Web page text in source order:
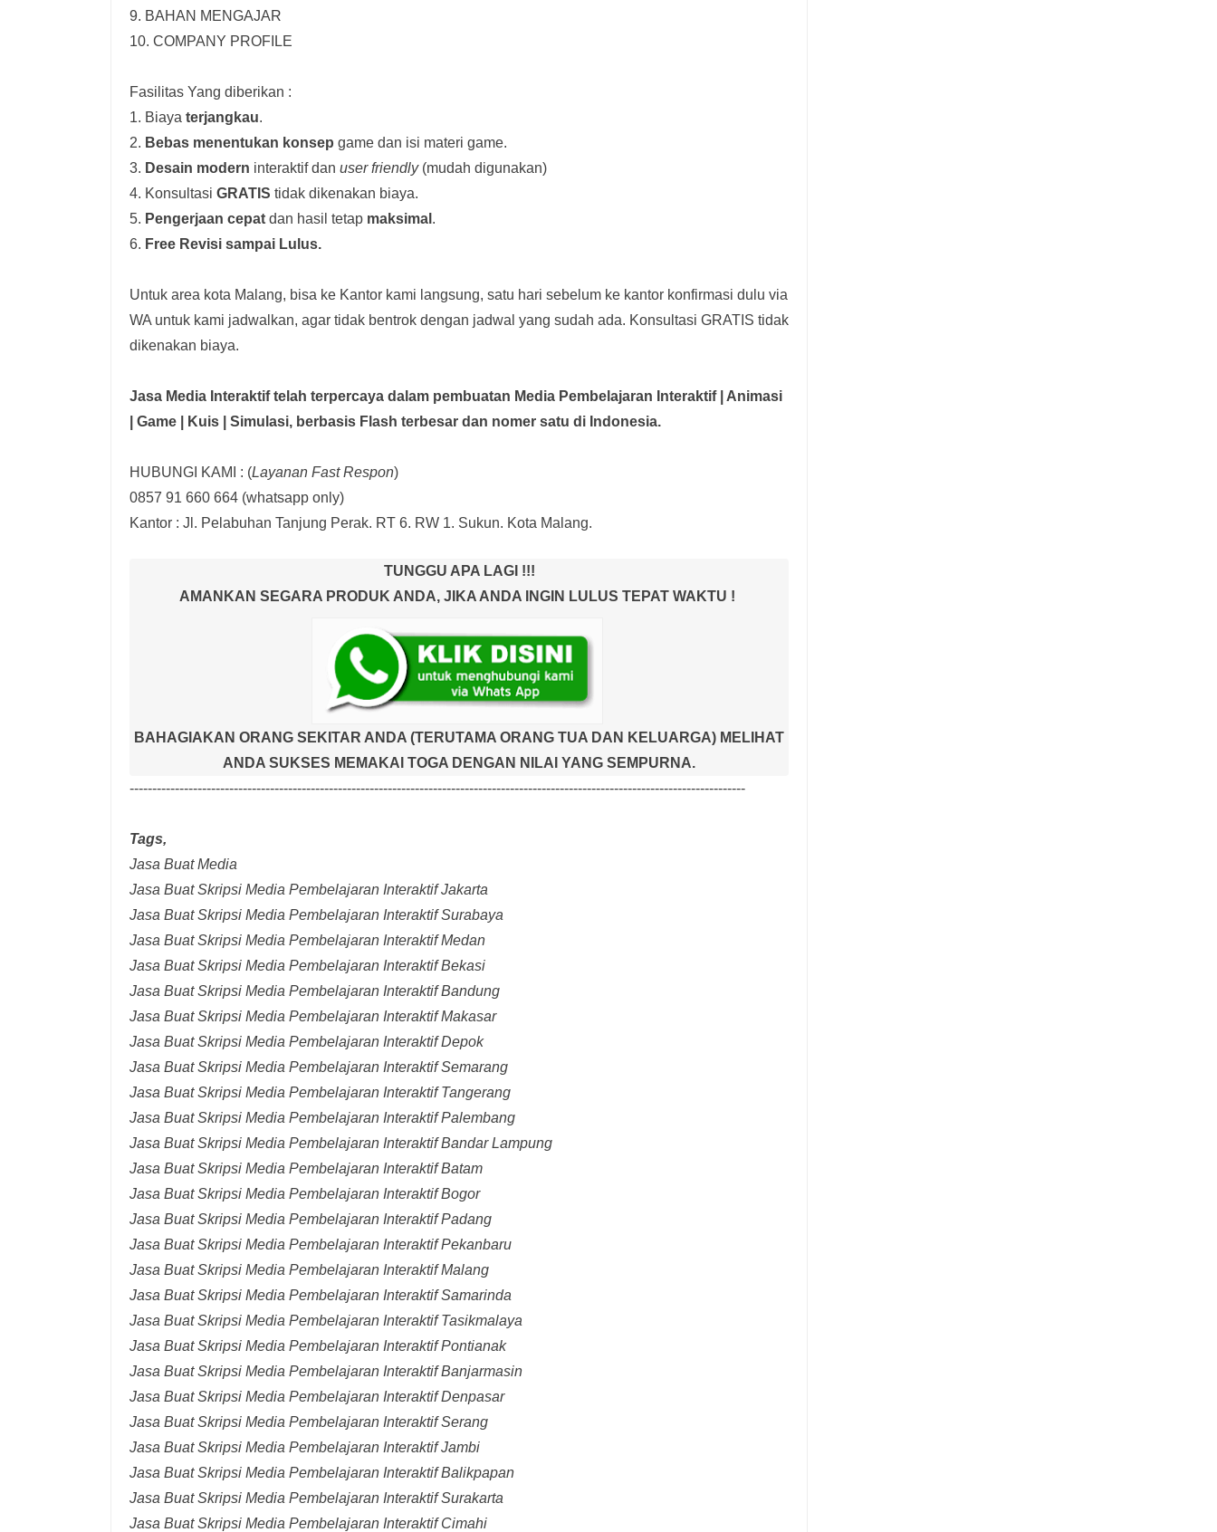
9. BAHAN MENGAJAR
10. COMPANY PROFILE
Fasilitas Yang diberikan :
1. Biaya terjangkau.
2. Bebas menentukan konsep game dan isi materi game.
3. Desain modern interaktif dan user friendly(mudah digunakan)
4. Konsultasi GRATIS tidak dikenakan biaya.
5. Pengerjaan cepat dan hasil tetap maksimal .
6. Free Revisi sampai Lulus.
Untuk area kota Malang, bisa ke Kantor kami langsung, satu hari sebelum ke kantor konfirmasi dulu via
WA untuk kami jadwalkan, agar tidak bentrok dengan jadwal yang sudah ada. Konsultasi GRATIS tidak
dikenakan biaya.
Jasa Media Interaktif telah terpercaya dalam pembuatan Media Pembelajaran Interaktif| Animasi
| Game | Kuis | Simulasi, berbasis Flash terbesar dan nomer satu di Indonesia.
HUBUNGI KAMI : (Layanan Fast Respon)
0857 91 660 664 (whatsapp only)
Kantor : Jl. Pelabuhan Tanjung Perak. RT 6. RW 1. Sukun. Kota Malang.
TUNGGU APA LAGI !!!
AMANKAN SEGARA PRODUK ANDA, JIKA ANDA INGIN LULUS TEPAT WAKTU !
BAHAGIAKAN ORANG SEKITAR ANDA (TERUTAMA ORANG TUA DAN KELUARGA) MELIHAT
ANDA SUKSES MEMAKAI TOGA DENGAN NILAI YANG SEMPURNA.
----------------------------------------------------------------------------------------------------------------------------------------
Tags,
Jasa Buat Media
Jasa Buat Skripsi Media Pembelajaran Interaktif Jakarta
Jasa Buat Skripsi Media Pembelajaran Interaktif Surabaya
Jasa Buat Skripsi Media Pembelajaran Interaktif Medan
Jasa Buat Skripsi Media Pembelajaran Interaktif Bekasi
Jasa Buat Skripsi Media Pembelajaran Interaktif Bandung
Jasa Buat Skripsi Media Pembelajaran Interaktif Makasar
Jasa Buat Skripsi Media Pembelajaran Interaktif Depok
Jasa Buat Skripsi Media Pembelajaran Interaktif Semarang
Jasa Buat Skripsi Media Pembelajaran Interaktif Tangerang
Jasa Buat Skripsi Media Pembelajaran Interaktif Palembang
Jasa Buat Skripsi Media Pembelajaran Interaktif Bandar Lampung
Jasa Buat Skripsi Media Pembelajaran Interaktif Batam
Jasa Buat Skripsi Media Pembelajaran Interaktif Bogor
Jasa Buat Skripsi Media Pembelajaran Interaktif Padang
Jasa Buat Skripsi Media Pembelajaran Interaktif Pekanbaru
Jasa Buat Skripsi Media Pembelajaran Interaktif Malang
Jasa Buat Skripsi Media Pembelajaran Interaktif Samarinda
Jasa Buat Skripsi Media Pembelajaran Interaktif Tasikmalaya
Jasa Buat Skripsi Media Pembelajaran Interaktif Pontianak
Jasa Buat Skripsi Media Pembelajaran Interaktif Banjarmasin
Jasa Buat Skripsi Media Pembelajaran Interaktif Denpasar
Jasa Buat Skripsi Media Pembelajaran Interaktif Serang
Jasa Buat Skripsi Media Pembelajaran Interaktif Jambi
Jasa Buat Skripsi Media Pembelajaran Interaktif Balikpapan
Jasa Buat Skripsi Media Pembelajaran Interaktif Surakarta
Jasa Buat Skripsi Media Pembelajaran Interaktif Cimahi